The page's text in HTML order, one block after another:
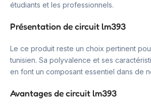
étudiants et les professionnels.
Présentation de circuit lm393
Le ce produit reste un choix pertinent
tunisien. Sa polyvalence et ses
en font un composant essentiel dans de
Avantages de circuit lm393